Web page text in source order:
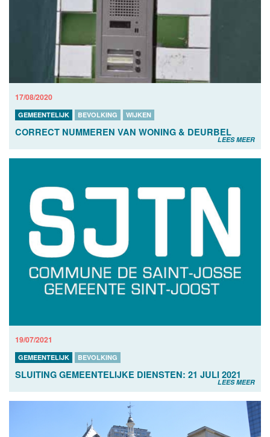
17/08/2020
GEMEENTELIJK BEVOLKING WIJKEN
CORRECT NUMMEREN VAN WONING & DEURBEL
LEES MEER
19/07/2021
GEMEENTELIJK BEVOLKING
SLUITING GEMEENTELIJKE DIENSTEN: 21 JULI 2021
LEES MEER